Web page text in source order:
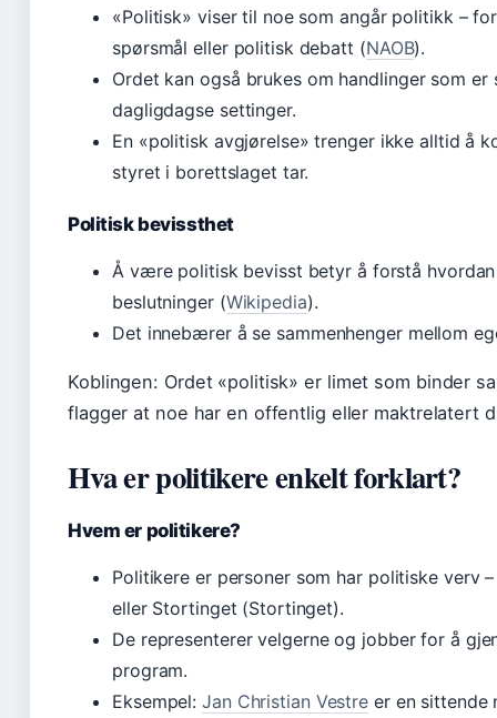
«Politisk» viser til noe som angår politikk –
spørsmål eller politisk debatt (NAOB).
Ordet kan også brukes om handlinger som
dagligdagse settinger.
En «politisk avgjørelse» trenger ikke alltid å
styret i borettslaget tar.
Politisk bevissthet
Å være politisk bevisst betyr å forstå
beslutninger (Wikipedia).
Det innebærer å se sammenhenger mellom
Koblingen: Ordet «politisk» er limet som binder
flagger at noe har en offentlig eller maktrelatert
Hva er politikere enkelt forklart?
Hvem er politikere?
Politikere er personer som har politiske verv
eller Stortinget (Stortinget).
De representerer velgerne og jobber for å
program.
Eksempel:Jan Christian Vestre er en sittende